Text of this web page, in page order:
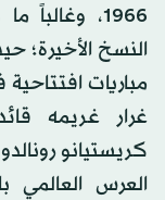
1966،
مباريات
غرار غريمه
كريستيانو